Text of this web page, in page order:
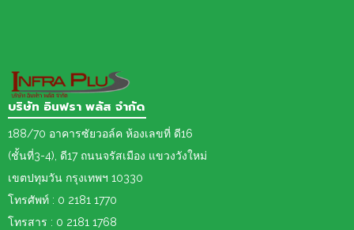
บริษัท อินฟรา พลัส จำกัด
188/70 อาคารซัยวอล์ค ห้องเลขที่ ดี16
(ชั้นที่3-4), ดี17 ถนนจรัสเมือง แขวงวังใหม่
เขตปทุมวัน กรุงเทพฯ 10330
โทรศัพท์ : 0 2181 1770
โทรสาร : 0 2181 1768